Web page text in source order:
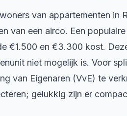
van appartementen in
van een airco. Een
€1.500 en €3.300 kost.
niet mogelijk is. Voor
van Eigenaren (VvE) te
gelukkig zijn er